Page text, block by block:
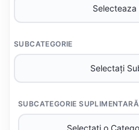
SUBCATEGORIE
SUBCATEGORIE SUPLIMENTARĂ